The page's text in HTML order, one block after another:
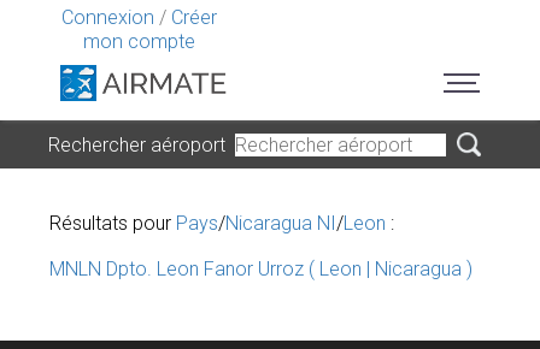
Connexion / Créer
mon compte
Rechercher aéroport
Résultats pour Pays/Nicaragua NI/Leon :
MNLN Dpto. Leon Fanor Urroz ( Leon | Nicaragua )